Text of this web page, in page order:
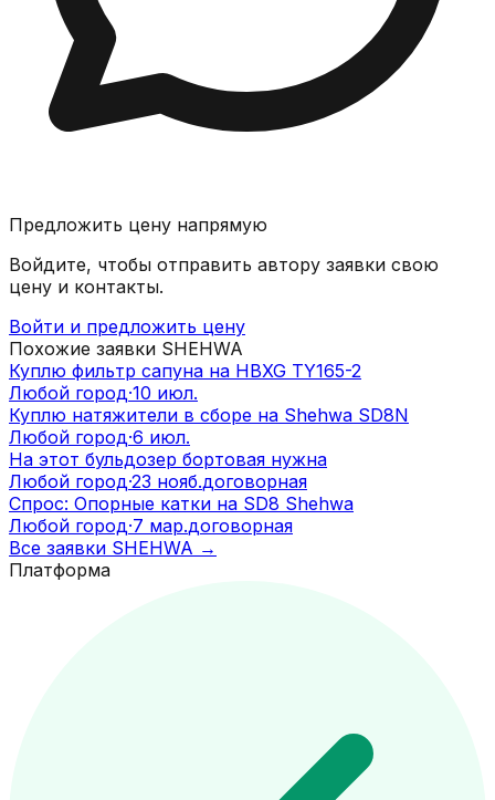
Предложить цену напрямую
Войдите, чтобы отправить автору заявки свою
цену и контакты.
Войти и предложить цену
Похожие заявки SHEHWA
Куплю фильтр сапуна на HBXG TY165-2
Любой город·10 июл.
Куплю натяжители в сборе на Shehwa SD8N
Любой город·6 июл.
На этот бульдозер бортовая нужна
Любой город·23 нояб.договорная
Спрос: Опорные катки на SD8 Shehwa
Любой город·7 мар.договорная
Все заявки SHEHWA →
Платформа